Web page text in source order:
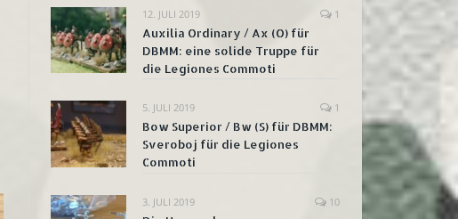
12. JULI 2019 1
Auxilia Ordinary / Ax (O) für
DBMM: eine solide Truppe für
die Legiones Commoti
5. JULI 2019 1
Bow Superior / Bw (S) für DBMM:
Sveroboj für die Legiones
Commoti
3. JULI 2019 10